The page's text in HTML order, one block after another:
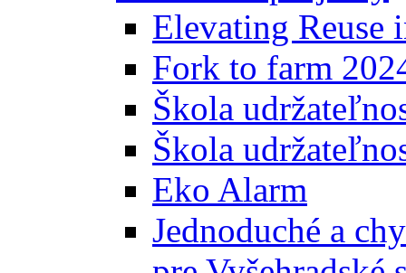
Elevating Reuse
Fork to farm
Škola
Škola
Eko Alarm
Jednoduché a